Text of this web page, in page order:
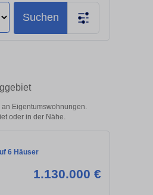
Suchen
Eigentumswohnungen.
oder in der Nähe.
6 Häuser
1.130.000 €